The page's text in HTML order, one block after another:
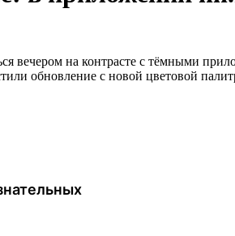
вечером на контрасте с тёмными
обновление с новой цветовой